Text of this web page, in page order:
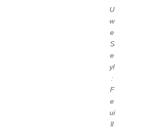
U
w
e
S
e
yl
:
F
e
ui
ll